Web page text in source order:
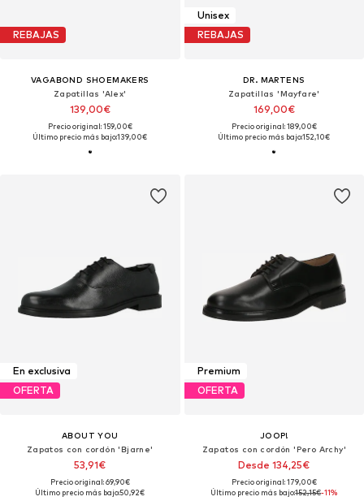
REBAJAS
VAGABOND SHOEMAKERS
Zapatillas 'Alex'
139,00€
Precio original: 159,00€
Último precio más bajo:139,00€
Unisex
REBAJAS
DR. MARTENS
Zapatillas 'Mayfare'
169,00€
Precio original: 189,00€
Último precio más bajo:152,10€
En exclusiva
OFERTA
ABOUT YOU
Zapatos con cordón 'Bjarne'
53,91€
Precio original: 69,90€
Último precio más bajo:50,92€
Premium
OFERTA
JOOP!
Zapatos con cordón 'Pero Archy'
Desde 134,25€
Precio original: 179,00€
Último precio más bajo:152,15€-11%